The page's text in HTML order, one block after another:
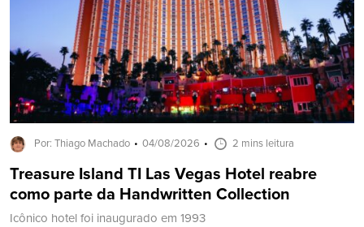
Por: Thiago Machado 04/08/2026 2 mins leitura
Treasure Island TI Las Vegas Hotel reabre
como parte da Handwritten Collection
Icônico hotel foi inaugurado em 1993